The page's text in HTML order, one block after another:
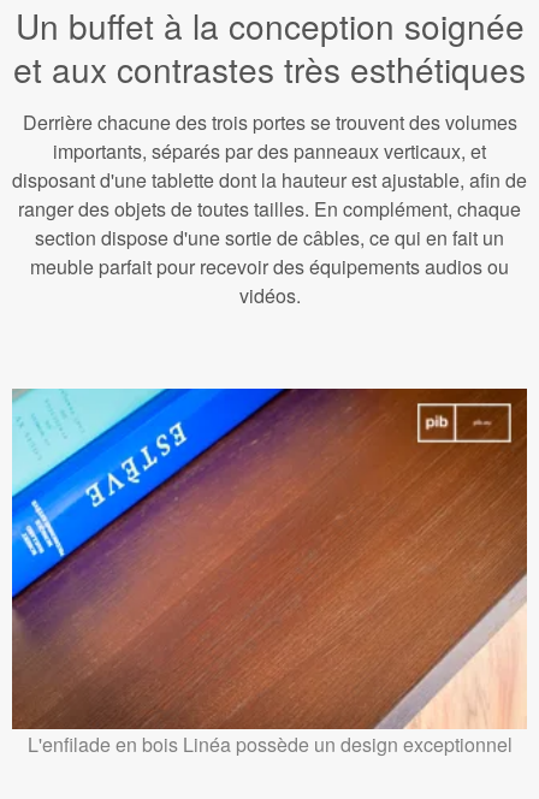
Un buffet à la conception soignée
et aux contrastes très esthétiques
Derrière chacune des trois portes se trouvent des volumes
importants, séparés par des panneaux verticaux, et
disposant d'une tablette dont la hauteur est ajustable, afin de
ranger des objets de toutes tailles. En complément, chaque
section dispose d'une sortie de câbles, ce qui en fait un
meuble parfait pour recevoir des équipements audios ou
vidéos.
L'enfilade en bois Linéa possède un design exceptionnel